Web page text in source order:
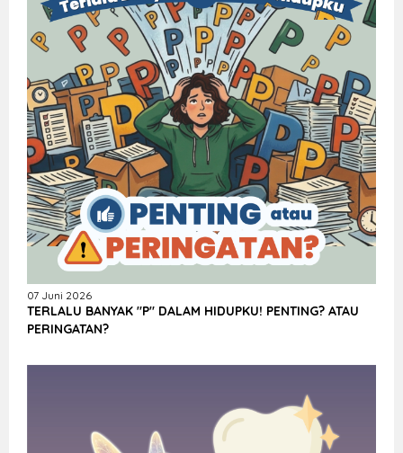
07 Juni 2026
TERLALU BANYAK "P" DALAM HIDUPKU! PENTING? ATAU
PERINGATAN?